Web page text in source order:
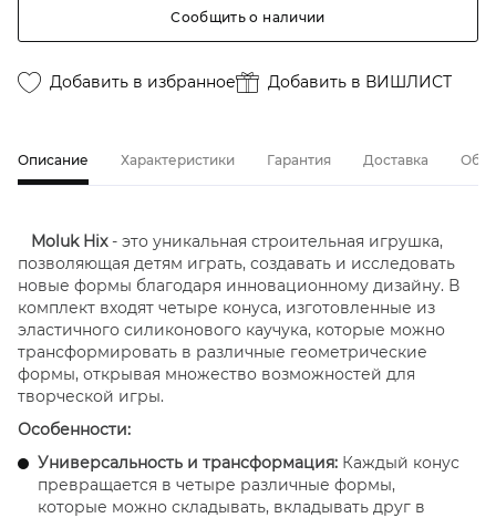
Сообщить о наличии
Добавить в избранное Добавить в ВИШЛИСТ
Описание Характеристики Гарантия Доставка
Moluk Hix- это уникальная строительная игрушка,
позволяющая детям играть, создавать и исследовать
новые формы благодаря инновационному дизайну. В
комплект входят четыре конуса, изготовленные из
эластичного силиконового каучука, которые можно
трансформировать в различные геометрические
формы, открывая множество возможностей для
творческой игры.
Особенности:
Универсальность и трансформация: Каждый конус
превращается в четыре различные формы,
которые можно складывать, вкладывать друг в